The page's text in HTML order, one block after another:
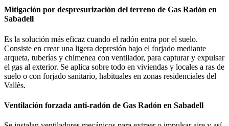
Mitigación por despresurización del terreno de Gas Radón en
Sabadell
Es la solución más eficaz cuando el radón entra por el suelo.
Consiste en crear una ligera depresión bajo el forjado mediante
arqueta, tuberías y chimenea con ventilador, para capturar y expulsar
el gas al exterior. Se aplica sobre todo en viviendas y locales a ras de
suelo o con forjado sanitario, habituales en zonas residenciales del
Vallès.
Ventilación forzada anti-radón de Gas Radón en Sabadell